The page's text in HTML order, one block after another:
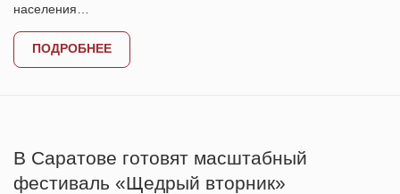
населения…
ПОДРОБНЕЕ
В Саратове готовят масштабный
фестиваль «Щедрый вторник»